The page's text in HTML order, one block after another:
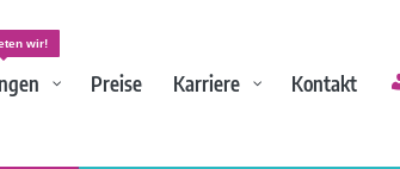
wir!
Preise Karriere Kontakt